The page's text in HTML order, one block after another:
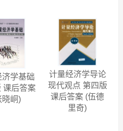
信息与计算科学、财务管理、国际
统 等专业。
答案：西南财经大学、河南大学、浙
、云南大学、武汉大学、北京对外经
工商大学 等。
学基础
课后答案
晓峒)
计量经济学导论
现代观点 第四版
课后答案 (伍德
里奇)